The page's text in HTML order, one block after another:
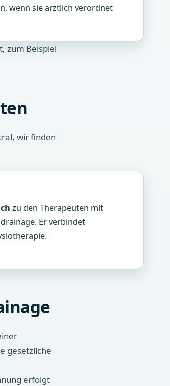
wenn sie ärztlich verordnet
zum Beispiel
wir finden
zu den Therapeuten mit
Er verbindet
gesetzliche
erfolgt